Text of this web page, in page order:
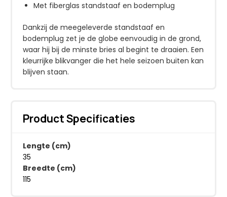
Met fiberglas standstaaf en bodemplug
Dankzij de meegeleverde standstaaf en
bodemplug zet je de globe eenvoudig in de grond,
waar hij bij de minste bries al begint te draaien. Een
kleurrijke blikvanger die het hele seizoen buiten kan
blijven staan.
Product Specificaties
Lengte (cm)
35
Breedte (cm)
115